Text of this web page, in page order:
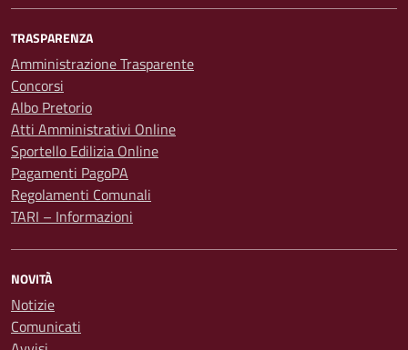
TRASPARENZA
Amministrazione Trasparente
Concorsi
Albo Pretorio
Atti Amministrativi Online
Sportello Edilizia Online
Pagamenti PagoPA
Regolamenti Comunali
TARI – Informazioni
NOVITÀ
Notizie
Comunicati